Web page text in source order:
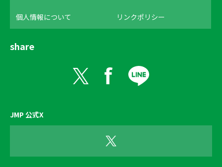
個人情報について リンクポリシー
share
JMP 公式X